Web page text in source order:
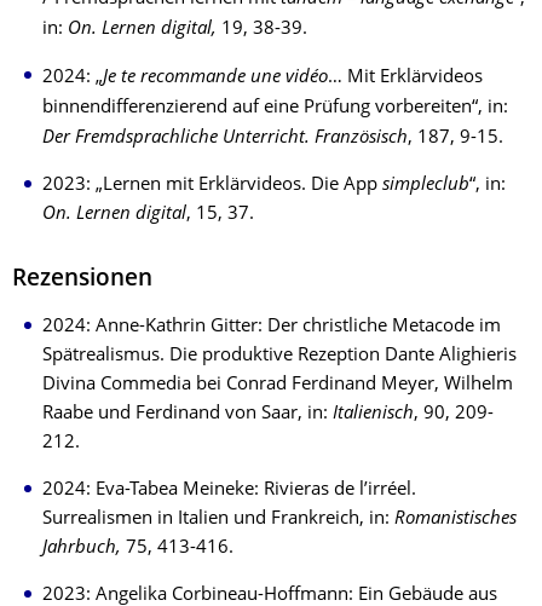
in: On. Lernen digital, 19, 38-39.
2024: „Je te recommande une vidéo… Mit Erklärvideos
binnendifferenzierend auf eine Prüfung vorbereiten“, in:
Der Fremdsprachliche Unterricht. Französisch, 187, 9-15.
2023: „Lernen mit Erklärvideos. Die App simpleclub“, in:
On. Lernen digital, 15, 37.
Rezensionen
2024: Anne-Kathrin Gitter: Der christliche Metacode im
Spätrealismus. Die produktive Rezeption Dante Alighieris
Divina Commedia bei Conrad Ferdinand Meyer, Wilhelm
Raabe und Ferdinand von Saar, in: Italienisch, 90, 209-
212.
2024: Eva-Tabea Meineke: Rivieras de l’irréel.
Surrealismen in Italien und Frankreich, in: Romanistisches
Jahrbuch, 75, 413-416.
2023: Angelika Corbineau-Hoffmann: Ein Gebäude aus